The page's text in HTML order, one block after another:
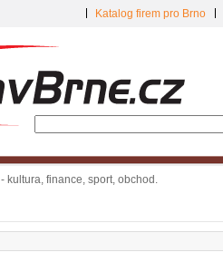
- kultura, finance, sport, obchod.
Katalog firem pro Brno